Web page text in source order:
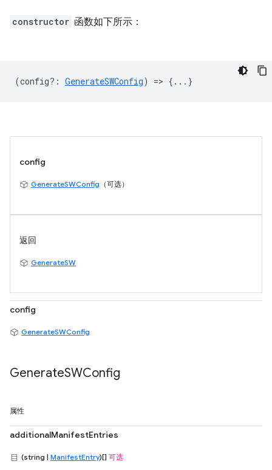
constructor 函数如下所示：
(config? : GenerateSWConfig) => {...}
config
GenerateSWConfig （可选）
返回
GenerateSW
config
GenerateSWConfig
GenerateSWConfig
属性
additionalManifestEntries
(string | ManifestEntry)[] 可选